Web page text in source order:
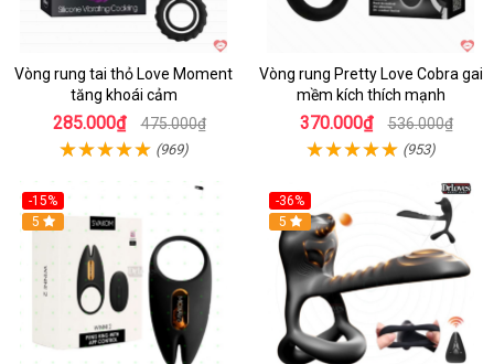
Vòng rung tai thỏ Love Moment
tăng khoái cảm
285.000₫ 475.000₫
(969)
Vòng rung Pretty Love Cobra gai
mềm kích thích mạnh
370.000₫ 536.000₫
(953)
-15%
Hot
5
-36%
Hot
5